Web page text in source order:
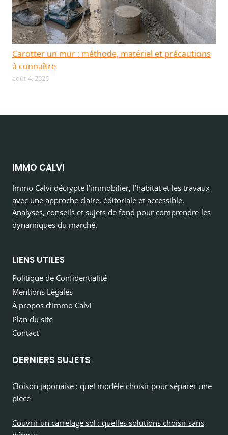
Carotter un mur : méthode, matériel et précautions
à connaître
août 4, 2026
IMMO CALVI
Immo Calvi décrypte l’immobilier, l’habitat et les travaux
avec une approche claire, éditoriale et accessible.
Analyses, conseils et sujets de fond pour comprendre les
dynamiques du marché.
LIENS UTILES
Politique de Confidentialité
Mentions Légales
À propos d’Immo Calvi
Plan du site
Contact
DERNIERS SUJETS
Cloison japonaise : quel modèle choisir pour séparer une
pièce
Couvrir un carrelage sol : quelles solutions choisir sans